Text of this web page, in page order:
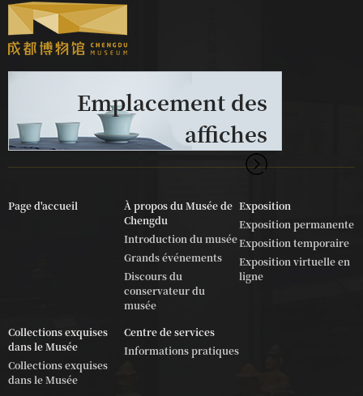
Emplacement des
affiches
Page d'accueil
À propos du Musée de
Chengdu
Introduction du musée
Grands événements
Discours du
conservateur du
musée
Exposition
Exposition permanente
Exposition temporaire
Exposition virtuelle en
ligne
Collections exquises
dans le Musée
Collections exquises
dans le Musée
Centre de services
Informations pratiques